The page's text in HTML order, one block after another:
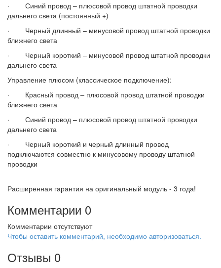
· Синий провод – плюсовой провод штатной проводки
дальнего света (постоянный +)
· Черный длинный – минусовой провод штатной проводки
ближнего света
· Черный короткий – минусовой провод штатной проводки
дальнего света
Управление плюсом (классическое подключение):
· Красный провод – плюсовой провод штатной проводки
ближнего света
· Синий провод – плюсовой провод штатной проводки
дальнего света
· Черный короткий и черный длинный провод
подключаются совместно к минусовому проводу штатной
проводки
Расширенная гарантия на оригинальный модуль - 3 года!
Комментарии 0
Комментарии отсутствуют
Чтобы оставить комментарий, необходимо авторизоваться.
Отзывы 0